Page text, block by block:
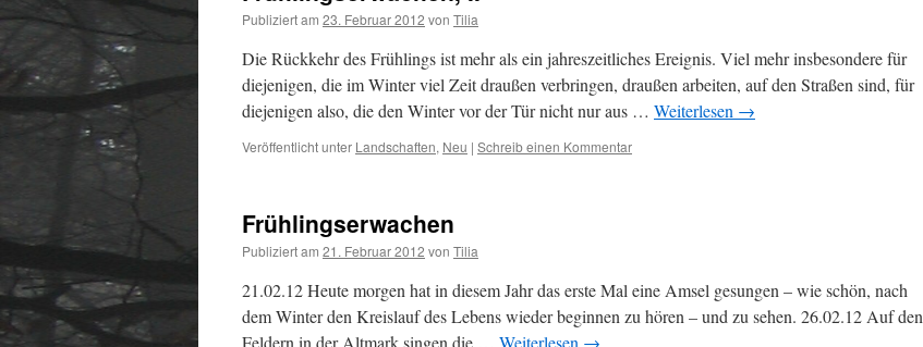
Publiziert am 23. Februar 2012 von Tilia
Die Rückkehr des Frühlings ist mehr als ein jahreszeitliches Ereignis. Viel mehr insbesondere für
diejenigen, die im Winter viel Zeit draußen verbringen, draußen arbeiten, auf den Straßen sind, für
diejenigen also, die den Winter vor der Tür nicht nur aus … Weiterlesen →
Veröffentlicht unter Landschaften, Neu | Schreib einen Kommentar
Frühlingserwachen
Publiziert am 21. Februar 2012 von Tilia
21.02.12 Heute morgen hat in diesem Jahr das erste Mal eine Amsel gesungen – wie schön, nach
dem Winter den Kreislauf des Lebens wieder beginnen zu hören – und zu sehen. 26.02.12 Auf den
Feldern in der Altmark singen die … Weiterlesen →